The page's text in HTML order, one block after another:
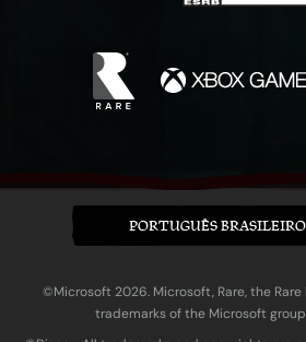
PORTUGUÊS
©Microsoft 2026. Microsoft, Rare, the Rare
trademarks of the Microsoft